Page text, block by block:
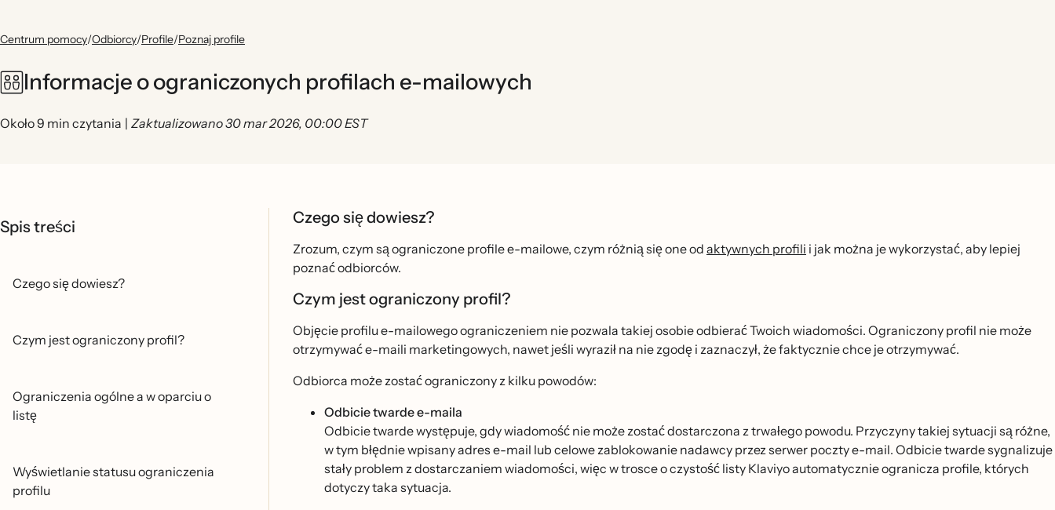
Centrum pomocy/Odbiorcy/Profile/Poznaj profile
Informacje o ograniczonych profilach e-mailowych
Około 9 min czytania | Zaktualizowano 30 mar 2026, 00:00 EST
Spis treści
Czego się dowiesz?
Czym jest ograniczony profil?
Ograniczenia ogólne a w oparciu o
listę
Wyświetlanie statusu ograniczenia
profilu
Czego się dowiesz?
Zrozum, czym są ograniczone profile e-mailowe, czym różnią się one od aktywnych profili i jak można je wykorzystać, aby lepiej
poznać odbiorców.
Czym jest ograniczony profil?
Objęcie profilu e-mailowego ograniczeniem nie pozwala takiej osobie odbierać Twoich wiadomości. Ograniczony profil nie może
otrzymywać e-maili marketingowych, nawet jeśli wyraził na nie zgodę i zaznaczył, że faktycznie chce je otrzymywać.
Odbiorca może zostać ograniczony z kilku powodów:
Odbicie twarde e-maila
Odbicie twarde występuje, gdy wiadomość nie może zostać dostarczona z trwałego powodu. Przyczyny takiej sytuacji są różne,
w tym błędnie wpisany adres e-mail lub celowe zablokowanie nadawcy przez serwer poczty e-mail. Odbicie twarde sygnalizuje
stały problem z dostarczaniem wiadomości, więc w trosce o czystość listy Klaviyo automatycznie ogranicza profile, których
dotyczy taka sytuacja.